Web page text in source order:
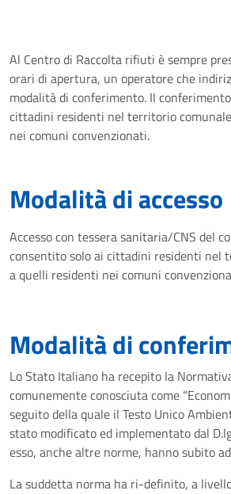
Al Centro di Raccolta rifiuti è sempre
orari di apertura, un operatore che
modalità di conferimento. Il
cittadini residenti nel territorio
nei comuni convenzionati.
Modalità di accesso
Accesso con tessera sanitaria/CNS del
consentito solo ai cittadini residenti nel
a quelli residenti nei comuni
Modalità di
Lo Stato Italiano ha recepito la
comunemente conosciuta come
seguito della quale il Testo Unico
stato modificato ed implementato dal
esso, anche altre norme, hanno subito
La suddetta norma ha ri-definito, a